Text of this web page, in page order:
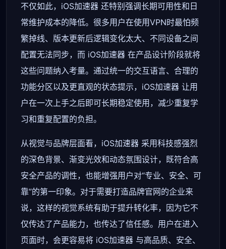
不仅如此，iOS加速器 还特别强调长期可用性和日
常维护成本的降低。很多用户在使用VPN时最怕频
繁掉线、版本更新后逻辑变化太大、不同设备之间
配置无法同步，而 iOS加速器 在产品设计阶段就将
这些问题纳入考量。通过统一的交互语言、合理的
功能分区以及更直观的状态提示，iOS加速器 让用
户在一次上手之后即可长期稳定使用，减少重复学
习和重复配置的负担。
从视觉与品牌层面看，iOS加速器 采用科技感强烈
的深色背景、渐变光效和动态氛围设计，既符合高
安全产品的调性，也能增强用户对“专业、安全、可
靠”的第一印象。对于需要打造品牌官网的企业来
说，这样的视觉系统有助于提升转化率，因为它不
仅传达了产品能力，也传达了信任感。用户在进入
页面时，会更容易将 iOS加速器 与高品质、安全、